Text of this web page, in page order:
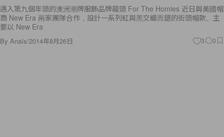
邁入第九個年頭的澳洲潮牌服飾品牌龍頭 For The Homies 近日與美國帽
商 New Era 兩家團隊合作，設計一系列紅與黑交織而錯的街頭帽款。主
要以 New Era
By Anaïs/2014年8月26日 3 0